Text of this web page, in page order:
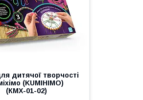
дитячої творчості
(KUMIHIMO)
(КМХ-01-02)